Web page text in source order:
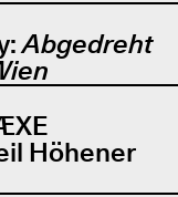
Abgedreht
Höhener